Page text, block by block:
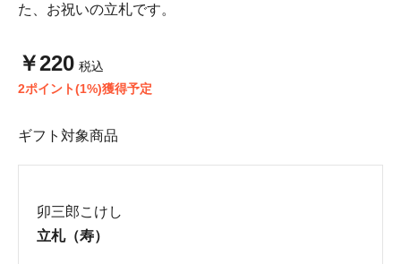
た、お祝いの立札です。
￥220 税込
2ポイント(1%)獲得予定
ギフト対象商品
卯三郎こけし
立札（寿）